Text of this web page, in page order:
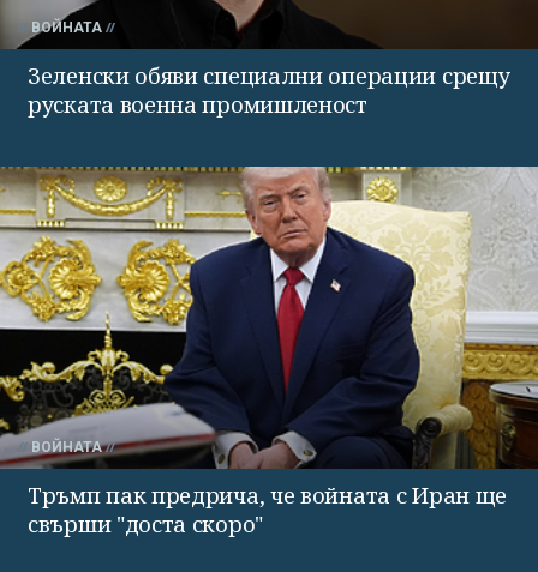
ВОЙНАТА
Зеленски обяви специални операции срещу
руската военна промишленост
ВОЙНАТА
Тръмп пак предрича, че войната с Иран ще
свърши "доста скоро"